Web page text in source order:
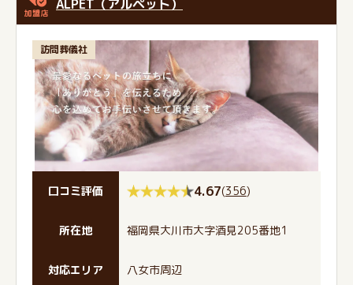
ALPET（アルペット）
訪問葬儀社
口コミ評価 4.67(356)
所在地 福岡県大川市大字酒見205番地1
対応エリア 八女市周辺